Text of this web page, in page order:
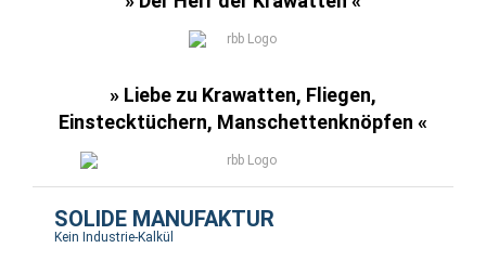
» Liebe zu Krawatten, Fliegen,
Einstecktüchern, Manschettenknöpfen «
SOLIDE MANUFAKTUR
Kein Industrie-Kalkül